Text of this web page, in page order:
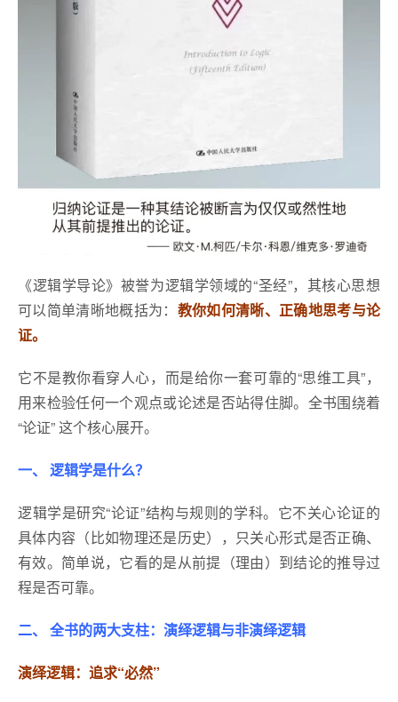
《逻辑学导论》被誉为逻辑学领域的“圣经”，其核心思想
可以简单清晰地概括为： 教你如何清晰、正确地思考与论
证。
它不是教你看穿人心，而是给你一套可靠的“思维工具”，
用来检验任何一个观点或论述是否站得住脚。全书围绕着
“论证” 这个核心展开。
一、 逻辑学是什么？
逻辑学是研究“论证”结构与规则的学科。它不关心论证的
具体内容（比如物理还是历史），只关心形式是否正确、
有效。简单说，它看的是从前提（理由）到结论的推导过
程是否可靠。
二、 全书的两大支柱：演绎逻辑与非演绎逻辑
演绎逻辑：追求“必然”